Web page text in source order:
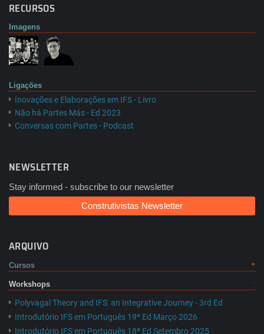
RECURSOS
Imagens
Ligações
Inovações e Elaborações em IFS - Livro
Não há Partes Más - Ed 2023
Conversas com Partes - Podcast
NEWSLETTER
Stay informed - subscribe to our newsletter
Construtivistas Newsletter
ARQUIVO
Cursos
Workshops
Polyvagal Theory and IFS: an Integrative Journey - 3rd Ed
Introdutório IFS em Português 19ª Ed Março 2026
Introdutório IFS em Português 18ª Ed Setembro 2025